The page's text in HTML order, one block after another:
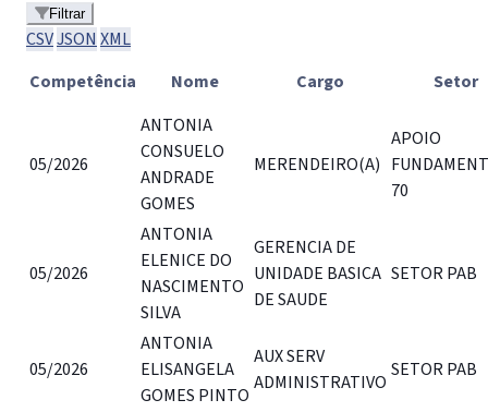
Filtrar
CSVJSON XML
Competência
Nome Cargo Setor
05/2026
ANTONIA
CONSUELO
ANDRADE
GOMES
MERENDEIRO(A)
APOIO
70
05/2026
ANTONIA
ELENICE DO
NASCIMENTO
SILVA
GERENCIA DE
UNIDADE BASICA
DE SAUDE
SETOR PAB
05/2026
ANTONIA
ELISANGELA
GOMES PINTO
AUX SERV
ADMINISTRATIVO
SETOR PAB